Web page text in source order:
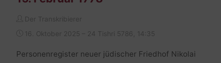
Der Transkribierer
16. Oktober 2025 – 24 Tishri 5786, 14:35
Personenregister neuer jüdischer Friedhof Nikolai